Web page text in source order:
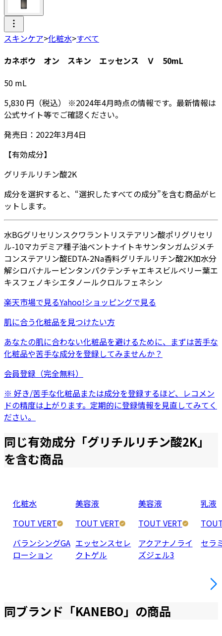
スキンケア>化粧水>すべて
カネボウ オン スキン エッセンス Ｖ 50mL
50 mL
5,830 円 （税込） ※2024年4月時点の情報です。最新情報は
公式サイト等でご確認ください。
発売日： 2022年3月4日
【有効成分】
グリチルリチン酸2K
成分を選択すると、“選択したすべての成分”を含む商品がヒ
ットします。
水BGグリセリンスクワラン トリステアリン酸ポリグリセリ
ル-10マカデミア種子油ベントナイトキサンタンガムジメチ
コンステアリン酸EDTA-2Na香料グリチルリチン酸2K加水分
解シロバナルーピンタンパクテンチャエキスビルベリー葉エ
キスフェノキシエタノールクロルフェネシン
楽天市場で見るYahoo!ショッピングで見る
肌に合う化粧品を見つけたい方
あなたの肌に合わない化粧品を避けるために、まずは苦手な
化粧品や苦手な成分を登録してみませんか？
会員登録（完全無料）
※ 好き/苦手な化粧品または成分を登録するほど、レコメン
ドの精度は上がります。定期的に登録情報を見直してみてく
ださい。
同じ有効成分「グリチルリチン酸2K」
を含む商品
化粧水
TOUT VERT
バランシングGA
ローション
美容液
TOUT VERT
エッセンスセレ
クトゲル
美容液
TOUT VERT
アクアナノライ
ズジェル3
乳液
セラ
同ブランド「KANEBO」の商品